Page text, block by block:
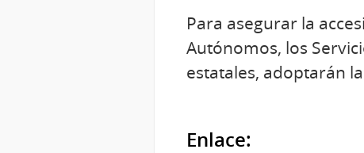
Para asegurar la
Autónomos, los
estatales, adoptarán
Enlace: